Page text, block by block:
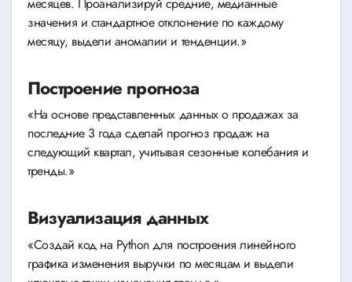
значения и стандартное отклонение по каждому
месяцу, выдели аномалии и тенденции.»
Построение прогноза
«На основе представленных данных о продажах за
последние 3 года сделай прогноз продаж на
следующий квартал, учитывая сезонные колебания и
тренды.»
Визуализация данных
«Создай код на Python для построения линейного
графика изменения выручки по месяцам и выдели